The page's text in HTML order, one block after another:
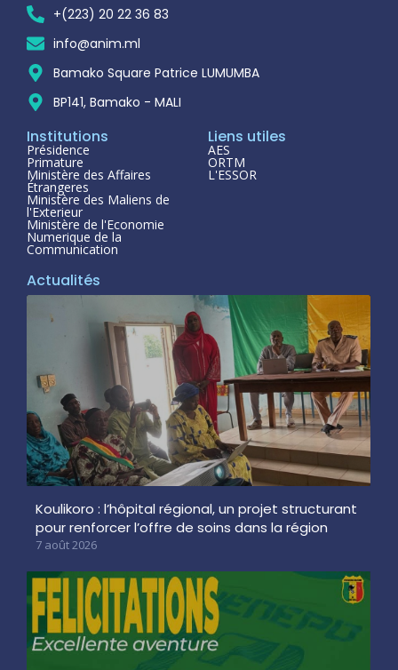
+(223) 20 22 36 83
info@anim.ml
Bamako Square Patrice LUMUMBA
BP141, Bamako - MALI
Institutions
Présidence
Primature
Ministère des Affaires
Étrangeres
Ministère des Maliens de
l'Exterieur
Ministère de l'Economie
Numerique de la
Communication
Liens utiles
AES
ORTM
L'ESSOR
Actualités
Koulikoro : l’hôpital régional, un projet structurant
pour renforcer l’offre de soins dans la région
7 août 2026